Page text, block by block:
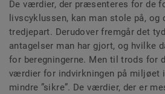
De værdier, der præsenteres for de
livscyklussen, kan man stole på, og
tredjepart. Derudover fremgår det
antagelser man har gjort, og hvilke
for beregningerne. Men til trods for
værdier for indvirkningen på miljøet
mindre ”sikre”. De værdier, der er